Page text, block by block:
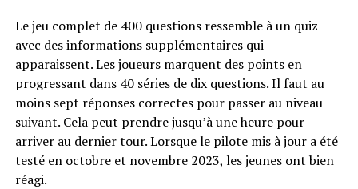
Le jeu complet de 400 questions ressemble à un quiz
avec des informations supplémentaires qui
apparaissent. Les joueurs marquent des points en
progressant dans 40 séries de dix questions. Il faut au
moins sept réponses correctes pour passer au niveau
suivant. Cela peut prendre jusqu’à une heure pour
arriver au dernier tour. Lorsque le pilote mis à jour a été
testé en octobre et novembre 2023, les jeunes ont bien
réagi.